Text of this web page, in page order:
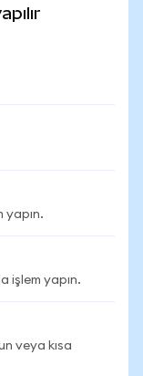
yapın.
işlem yapın.
veya kısa